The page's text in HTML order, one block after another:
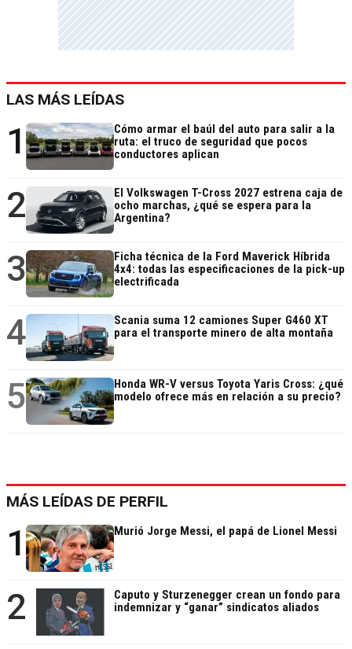
LAS MÁS LEÍDAS
1
Cómo armar el baúl del auto para salir a la
ruta: el truco de seguridad que pocos
conductores aplican
2
El Volkswagen T-Cross 2027 estrena caja de
ocho marchas, ¿qué se espera para la
Argentina?
3
Ficha técnica de la Ford Maverick Híbrida
4x4: todas las especificaciones de la pick-up
electrificada
4
Scania suma 12 camiones Super G460 XT
para el transporte minero de alta montaña
5
Honda WR-V versus Toyota Yaris Cross: ¿qué
modelo ofrece más en relación a su precio?
MÁS LEÍDAS DE PERFIL
1 Murió Jorge Messi, el papá de Lionel Messi
2
Caputo y Sturzenegger crean un fondo para
indemnizar y “ganar” sindicatos aliados